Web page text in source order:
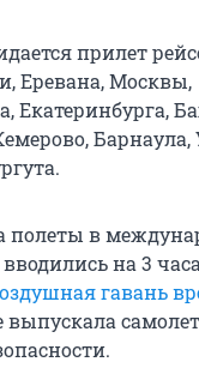
прилет
Еревана, Москвы,
Екатеринбурга,
полеты в
на 3
гавань
выпускала